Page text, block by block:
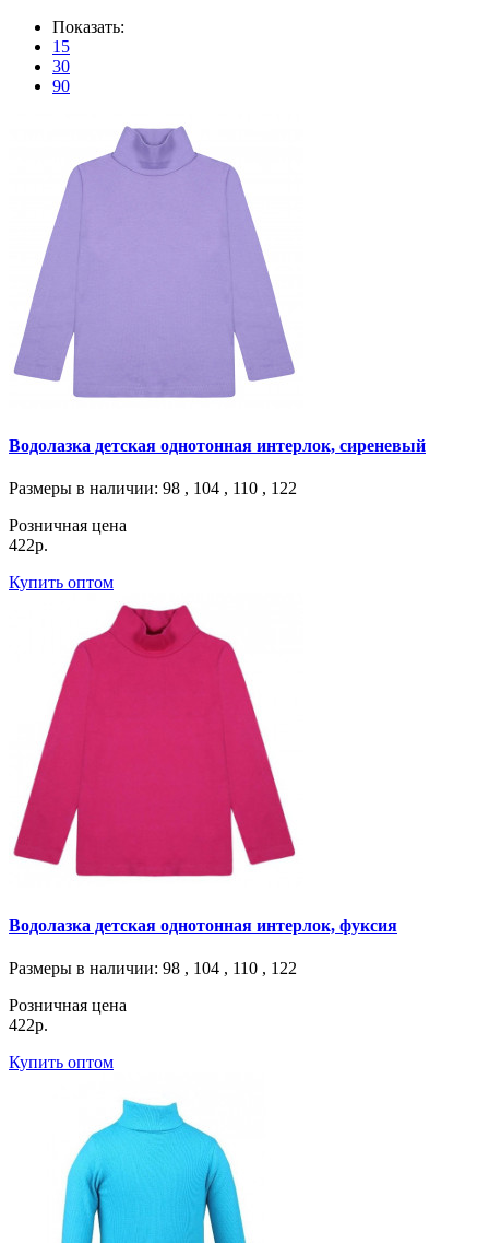
Показать:
15
30
90
Водолазка детская однотонная интерлок, сиреневый
Размеры в наличии: 98 , 104 , 110 , 122
Розничная цена
422р.
Купить оптом
Водолазка детская однотонная интерлок, фуксия
Размеры в наличии: 98 , 104 , 110 , 122
Розничная цена
422р.
Купить оптом